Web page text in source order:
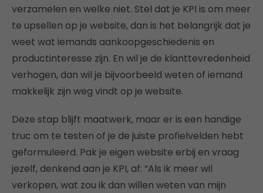
verzamelen en welke niet. Stel dat je KPI is om meer
te upsellen op je website, dan is het belangrijk dat je
weet wat iemands aankoopgeschiedenis en
productinteresse zijn. En wil je de klanttevredenheid
verhogen, dan wil je bijvoorbeeld weten of iemand
makkelijk zijn weg vindt op je website.
Deze stap blijft maatwerk, maar er is een handige
truc om te testen of je de juiste profielvelden hebt
geformuleerd. Pak je eigen website erbij en vraag
jezelf, denkend aan je KPI, af: “Als ik meer wil
verkopen, wat zou ik dan willen weten van mijn